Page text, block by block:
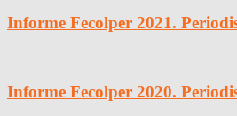
Informe Fecolper 2021.
Informe Fecolper 2020.